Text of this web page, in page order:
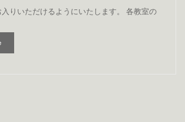
りいただけるようにいたします。 各教室の